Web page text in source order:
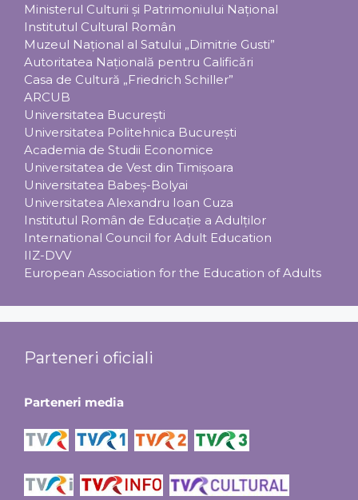
Ministerul Culturii şi Patrimoniului Naţional
Institutul Cultural Român
Muzeul Național al Satului „Dimitrie Gusti”
Autoritatea Națională pentru Calificări
Casa de Cultură „Friedrich Schiller”
ARCUB
Universitatea Bucureşti
Universitatea Politehnica Bucureşti
Academia de Studii Economice
Universitatea de Vest din Timişoara
Universitatea Babeş-Bolyai
Universitatea Alexandru Ioan Cuza
Institutul Român de Educaţie a Adulţilor
International Council for Adult Education
IIZ-DVV
European Association for the Education of Adults
Parteneri oficiali
Parteneri media